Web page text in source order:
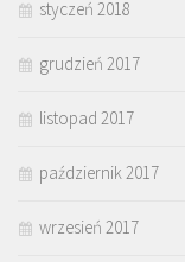
styczeń 2018
grudzień 2017
listopad 2017
październik 2017
wrzesień 2017